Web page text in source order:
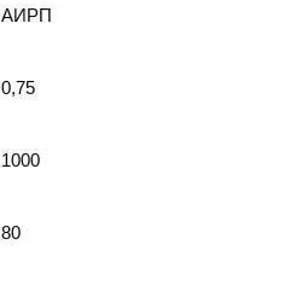
АИРП
0,75
1000
80